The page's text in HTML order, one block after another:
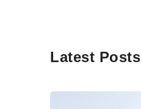
Latest Posts